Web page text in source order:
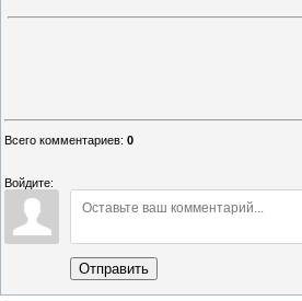
Всего комментариев: 0
Войдите:
Отправить